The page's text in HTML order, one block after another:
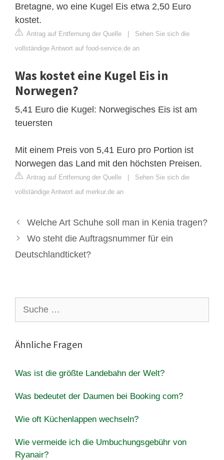
Bretagne, wo eine Kugel Eis etwa 2,50 Euro
kostet.
Antrag auf Entfernung der Quelle | Sehen Sie sich die
vollständige Antwort auf food-service.de an
Was kostet eine Kugel Eis in
Norwegen?
5,41 Euro die Kugel: Norwegisches Eis ist am
teuersten
Mit einem Preis von 5,41 Euro pro Portion ist
Norwegen das Land mit den höchsten Preisen.
Antrag auf Entfernung der Quelle | Sehen Sie sich die
vollständige Antwort auf merkur.de an
Welche Art Schuhe soll man in Kenia tragen?
Wo steht die Auftragsnummer für ein
Deutschlandticket?
nach:
Ähnliche Fragen
Was ist die größte Landebahn der Welt?
Was bedeutet der Daumen bei Booking com?
Wie oft Küchenlappen wechseln?
Wie vermeide ich die Umbuchungsgebühr von
Ryanair?